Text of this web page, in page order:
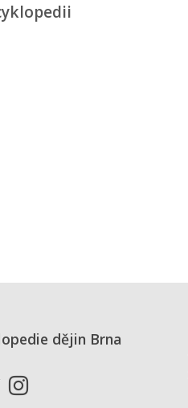
dějin Brna